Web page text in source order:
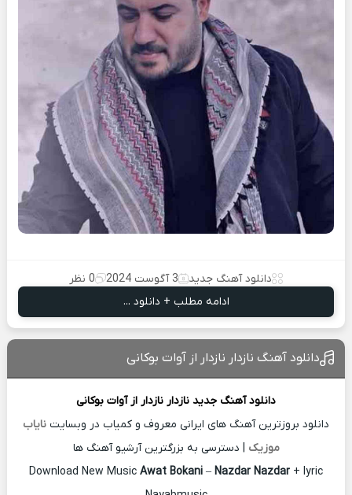
دانلود آهنگ جدید 3 آگوست 2024
0 نظر
ادامه مطلب + دانلود ...
دانلود آهنگ نازدار نازدار از آوات بوکانی
دانلود آهنگ جدید نازدار نازدار ازآوات بوکانی
دانلود بروزترین آهنگ های ایرانی معروف و کمیاب در وبسایت نایاب
موزیک | دسترسی به بزرگترین آرشیو آهنگ ها
Download New Music Awat Bokani – Nazdar Nazdar + lyric